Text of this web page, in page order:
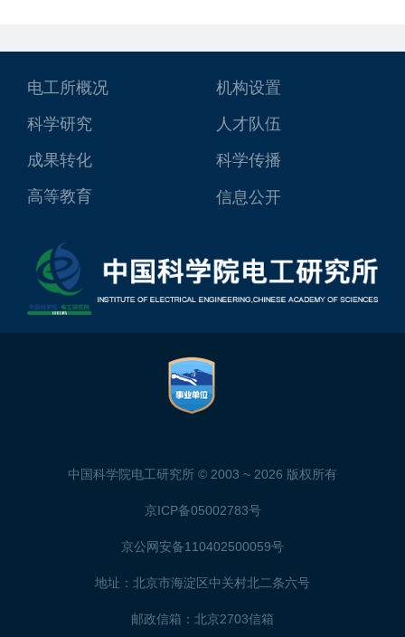
电工所概况
机构设置
科学研究
人才队伍
成果转化
科学传播
高等教育
信息公开
中国科学院电工研究所 © 2003 ~ 2026 版权所有
京ICP备05002783号
京公网安备110402500059号
地址：北京市海淀区中关村北二条六号
邮政信箱：北京2703信箱